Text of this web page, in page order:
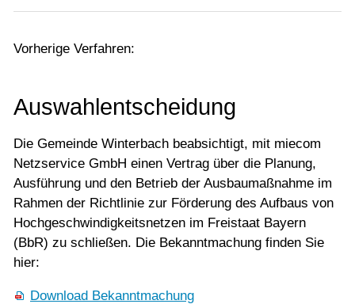
Vorherige Verfahren:
Auswahlentscheidung
Die Gemeinde Winterbach beabsichtigt, mit miecom
Netzservice GmbH einen Vertrag über die Planung,
Ausführung und den Betrieb der Ausbaumaßnahme im
Rahmen der Richtlinie zur Förderung des Aufbaus von
Hochgeschwindigkeitsnetzen im Freistaat Bayern
(BbR) zu schließen. Die Bekanntmachung finden Sie
hier:
Download Bekanntmachung